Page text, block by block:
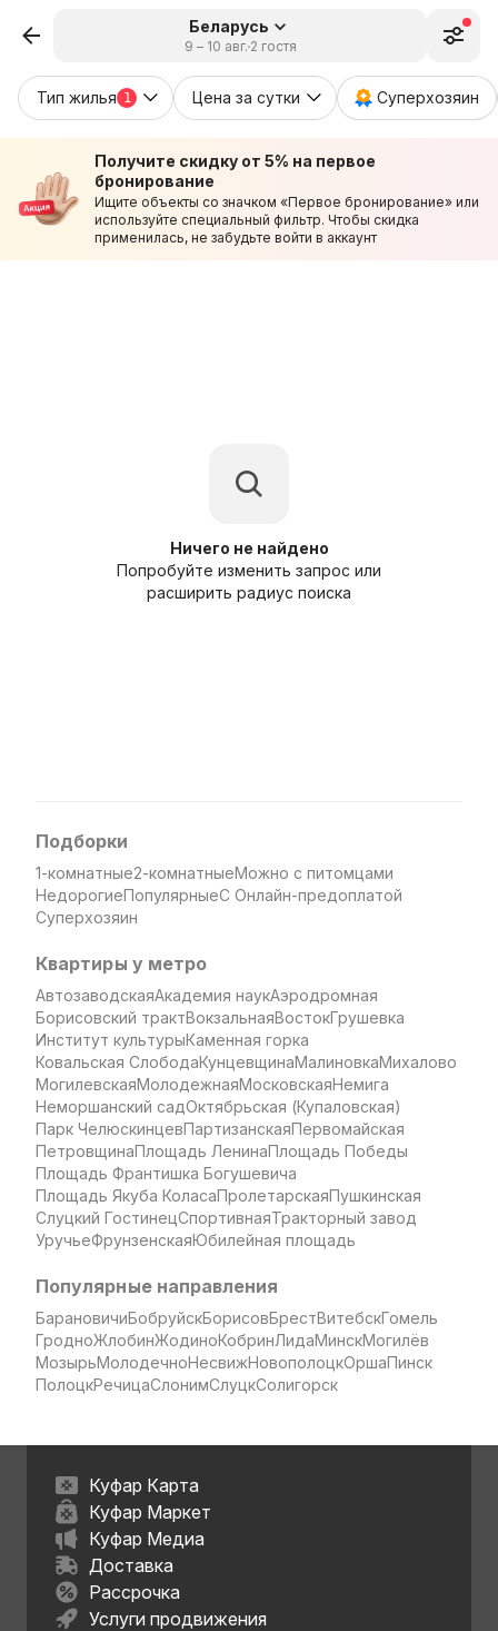
Беларусь
9 – 10 авг.2 гостя
Тип жилья 1 Цена за сутки Суперхозяин
Получите скидку от 5% на первое
бронирование
Ищите объекты со значком «Первое бронирование» или
используйте специальный фильтр. Чтобы скидка
применилась, не забудьте войти в аккаунт
Ничего не найдено
Попробуйте изменить запрос или
расширить радиус поиска
Подборки
1-комнатные2-комнатныеМожно с питомцами
НедорогиеПопулярныеС Онлайн-предоплатой
Суперхозяин
Квартиры у метро
АвтозаводскаяАкадемия наукАэродромная
Борисовский трактВокзальнаяВостокГрушевка
Институт культурыКаменная горка
Ковальская СлободаКунцевщинаМалиновкаМихалово
МогилевскаяМолодежнаяМосковскаяНемига
Неморшанский садОктябрьская (Купаловская)
Парк ЧелюскинцевПартизанскаяПервомайская
ПетровщинаПлощадь ЛенинаПлощадь Победы
Площадь Франтишка Богушевича
Площадь Якуба КоласаПролетарскаяПушкинская
Слуцкий ГостинецСпортивнаяТракторный завод
УручьеФрунзенскаяЮбилейная площадь
Популярные направления
БарановичиБобруйскБорисовБрестВитебскГомель
ГродноЖлобинЖодиноКобринЛидаМинскМогилёв
МозырьМолодечноНесвижНовополоцкОршаПинск
ПолоцкРечицаСлонимСлуцкСолигорск
Куфар Карта
Куфар Маркет
Куфар Медиа
Доставка
Рассрочка
Услуги продвижения